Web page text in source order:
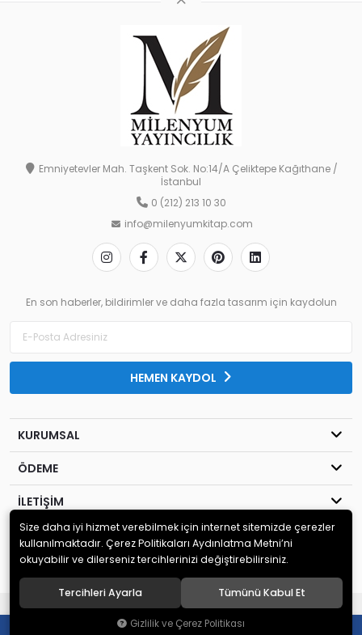
Emniyetevler Mah. Taşkent Sok. No:14/A Çeliktepe Kağıthane /
İstanbul
0 (212) 213 10 30
info@milenyumkitap.com
En son haberler, bildirimler ve daha fazla tasarım için kaydolun
HEMEN KAYDOL
KURUMSAL
ÖDEME
İLETİŞİM
© 2020MİLENYUM YAYINCILIK. Tüm hakları saklıdır.
Yeni Nesil E-Ticaret Sistemleri ile Hazırlanmıştır.
Size daha iyi hizmet verebilmek için internet sitemizde çerezler
kullanılmaktadır. Çerez Politikaları Aydınlatma Metni’ni
okuyabilir ve dilerseniz tercihlerinizi değiştirebilirsiniz.
Tercihleri Ayarla Tümünü Kabul Et
Gizlilik ve Çerez Politikası